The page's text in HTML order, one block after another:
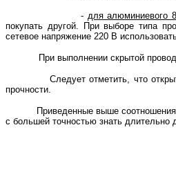
- для алюминиевого
покупать другой. При выборе типа
сетевое напряжение 220 В
При выполнении скрытой проводки
Следует отметить, что открытая
прочности.
Приведенные выше соотношения
с большей точностью знать длительно